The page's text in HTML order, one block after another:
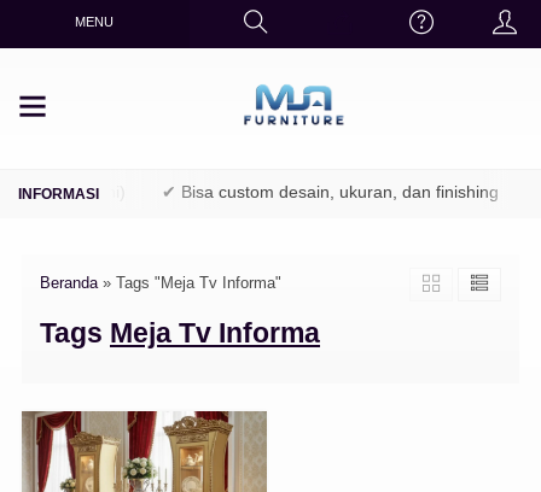
MENU
/ Perhutani) ✔ Bisa custom desain, ukuran, dan finishing
Beranda» Tags "Meja Tv Informa"
Tags Meja Tv Informa